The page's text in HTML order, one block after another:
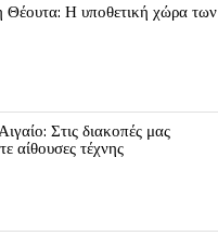
Η υποθετική χώρα των
Στις διακοπές μας
αίθουσες τέχνης